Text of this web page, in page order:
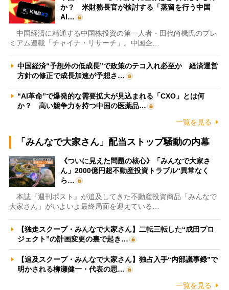
か？ 米財務長官が検討する「蒸留を行う中国
AI…
中国経済に精通する中国株投資の第一人者・田代尚機氏のプレ
ミアム連載「チャイナ・リサーチ」。中国企…
中国経済“予想外の低成長”で政策のテコ入れ必至か 経済運営
方針の修正で成長加速が予想さ…
“AI革命”で爆発的な需要拡大が見込まれる「CXO」とは何
か？ 高い競争力を持つ中国の医薬品…
一覧を見る
「みんなで大家さん」配当ストップ騒動の内幕
《ついに見えた問題の核心》「みんなで大家さ
ん」2000億円超不動産投資トラブル“異常なく
ら…
本誌『週刊ポスト』が追及してきた不動産投資商品「みんなで
大家さん」がいよいよ最終局面を迎えている…
【独走スクープ・みんなで大家さん】二転三転した“成田プロ
ジェクト”の計画変更の裏で起き…
【追及スクープ・みんなで大家さん】独占入手“内部議事録”で
明かされる柳瀬健一・代表の思…
一覧を見る